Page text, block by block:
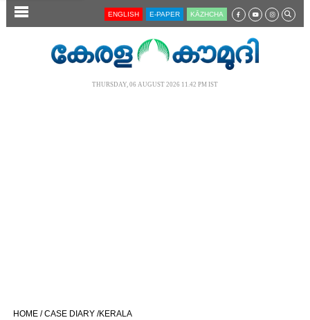
SECTIONS ENGLISH E-PAPER KĀZHCHA
THURSDAY, 06 AUGUST 2026 11.42 PM IST
HOME /CASE DIARY /KERALA